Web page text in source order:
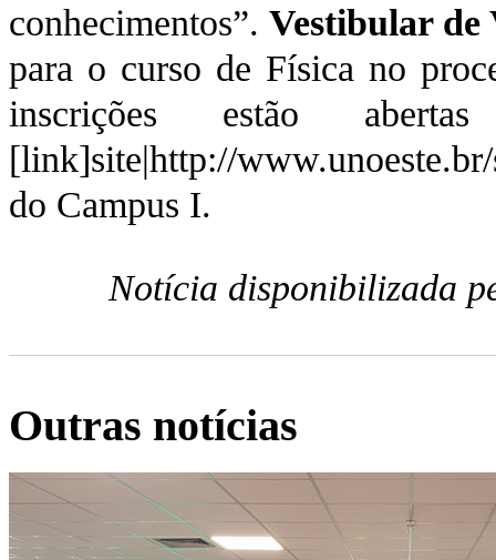
conhecimentos”. Vestibular de
para o curso de Física no
inscrições estão
[link]site|http://
do Campus I.
Notícia disponibilizada
Outras notícias